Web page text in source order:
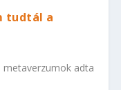
tudtál a
metaverzumok adta